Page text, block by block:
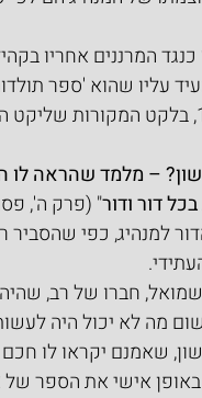
המרננים אחריו
עליו שהוא 'ספר
, בן המאה ה-11, בלקט המקורות
– מלמד שהראה לו
דור ודור" (פרק ה',
למנהיג, כפי שהסביר
חברו של רב, שהיה
מה לא יכול היה
שאמנם יקראו לו
אישי את הספר של